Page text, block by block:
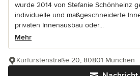
wurde 2014 von Stefanie Schönheinz
individuelle und maßgeschneiderte
privaten Innenausbau oder...
Mehr
Kurfürstenstraße 20, 80801 München